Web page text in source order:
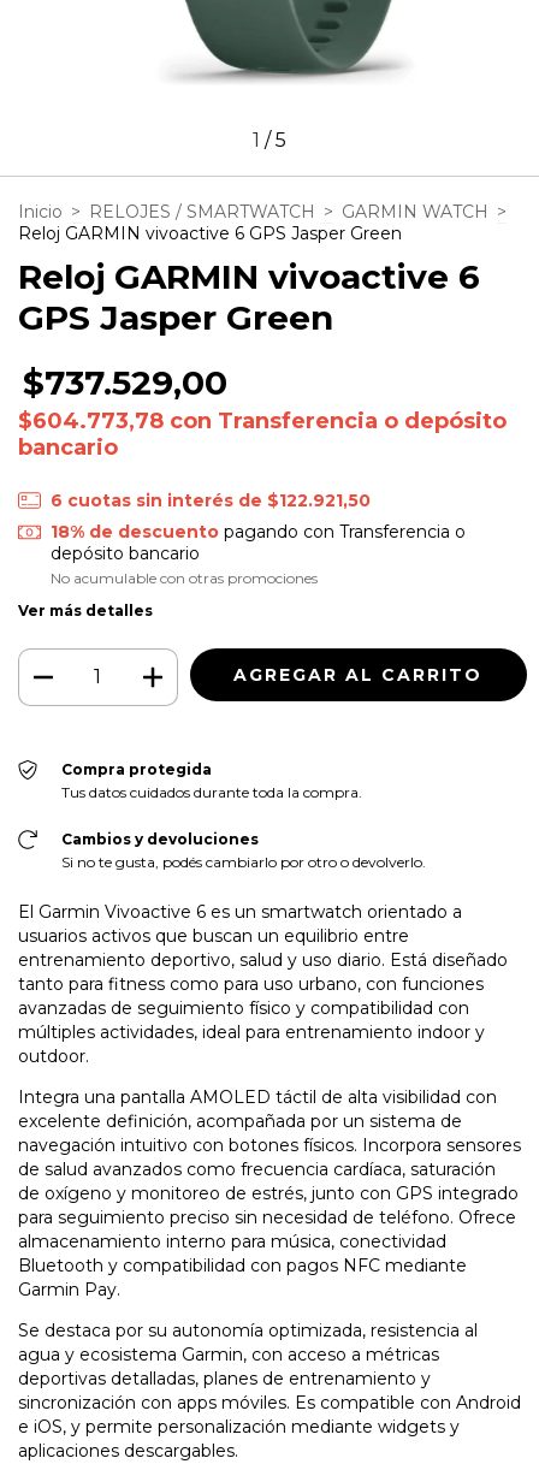
1 /5
Inicio > RELOJES / SMARTWATCH > GARMIN WATCH >
Reloj GARMIN vivoactive 6 GPS Jasper Green
Reloj GARMIN vivoactive 6
GPS Jasper Green
$737.529,00
$604.773,78 con Transferencia o depósito
bancario
6 cuotas sin interés de $122.921,50
18% de descuentopagando con Transferencia o
depósito bancario
No acumulable con otras promociones
Ver más detalles
Compra protegida
Tus datos cuidados durante toda la compra.
Cambios y devoluciones
Si no te gusta, podés cambiarlo por otro o devolverlo.
El Garmin Vivoactive 6 es un smartwatch orientado a
usuarios activos que buscan un equilibrio entre
entrenamiento deportivo, salud y uso diario. Está diseñado
tanto para fitness como para uso urbano, con funciones
avanzadas de seguimiento físico y compatibilidad con
múltiples actividades, ideal para entrenamiento indoor y
outdoor.
Integra una pantalla AMOLED táctil de alta visibilidad con
excelente definición, acompañada por un sistema de
navegación intuitivo con botones físicos. Incorpora sensores
de salud avanzados como frecuencia cardíaca, saturación
de oxígeno y monitoreo de estrés, junto con GPS integrado
para seguimiento preciso sin necesidad de teléfono. Ofrece
almacenamiento interno para música, conectividad
Bluetooth y compatibilidad con pagos NFC mediante
Garmin Pay.
Se destaca por su autonomía optimizada, resistencia al
agua y ecosistema Garmin, con acceso a métricas
deportivas detalladas, planes de entrenamiento y
sincronización con apps móviles. Es compatible con Android
e iOS, y permite personalización mediante widgets y
aplicaciones descargables.